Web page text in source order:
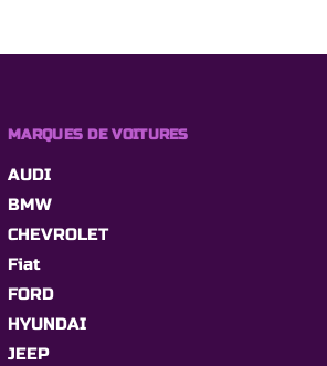
MARQUES DE VOITURES
AUDI
BMW
CHEVROLET
Fiat
FORD
HYUNDAI
JEEP